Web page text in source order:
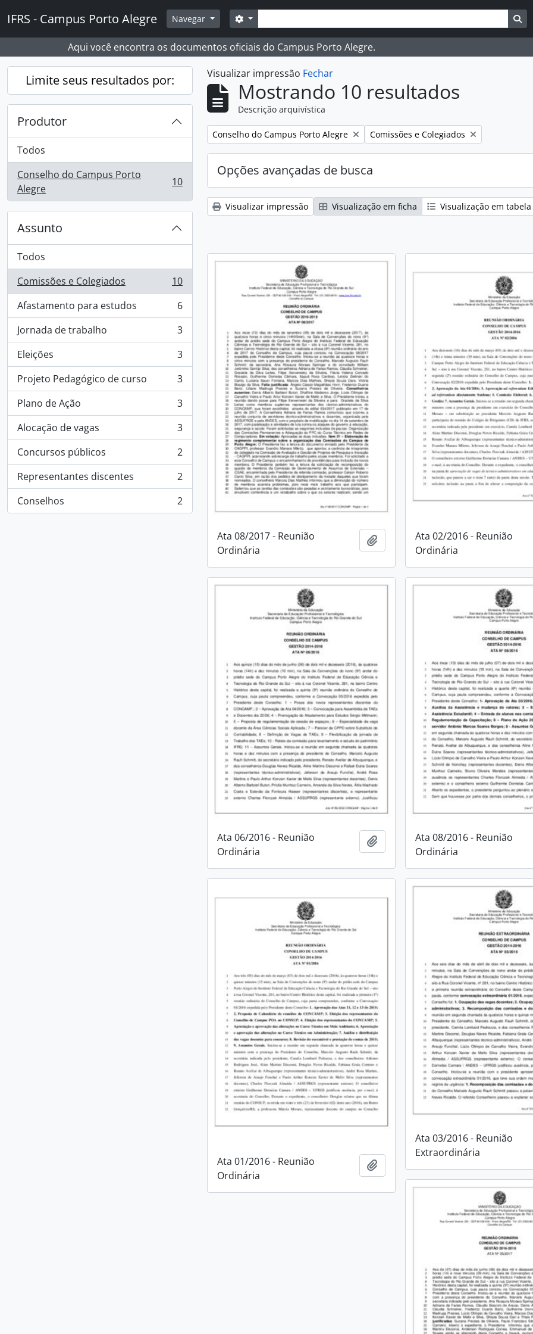
IFRS - Campus Porto Alegre Navegar Buscar
Opções de busca
Aqui você encontra os documentos oficiais do Campus Porto Alegre.
Limite seus resultados por:
Produtor
Todos
Conselho do Campus Porto
Alegre
, 10 resultados 10
Assunto
Todos
Comissões e Colegiados
, 10 resultados
10
Afastamento para estudos
, 6 resultados
6
Jornada de trabalho
, 3 resultados
3
Eleições
, 3 resultados
3
Projeto Pedagógico de curso
, 3 resultados
3
Plano de Ação
, 3 resultados
3
Alocação de vagas
, 3 resultados
3
Concursos públicos
, 2 resultados
2
Representantes discentes
, 2 resultados
2
Conselhos
, 2 resultados 2
Visualizar impressão Fechar
Mostrando 10 resultados
Descrição arquivística
Remover filtro:
Conselho do Campus Porto Alegre Remover filtro:
Comissões e Colegiados
Opções avançadas de busca
Visualizar impressão Visualização em ficha Visualização em tabela
Ata 08/2017 - Reunião
Ordinária
Adicionar a área de transferência
Ata 02/2016 - Reunião
Ordinária
Ata 06/2016 - Reunião
Ordinária
Adicionar a área de transferência
Ata 08/2016 - Reunião
Ordinária
Ata 01/2016 - Reunião
Ordinária
Adicionar a área de transferência
Ata 03/2016 - Reunião
Extraordinária